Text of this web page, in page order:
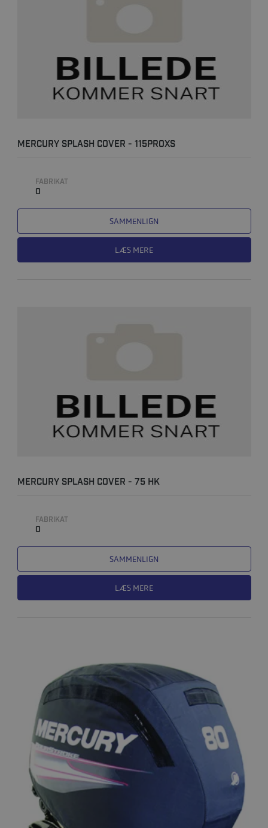
MERCURY SPLASH COVER - 115PROXS
FABRIKAT
0
SAMMENLIGN
LÆS MERE
MERCURY SPLASH COVER - 75 HK
FABRIKAT
0
SAMMENLIGN
LÆS MERE